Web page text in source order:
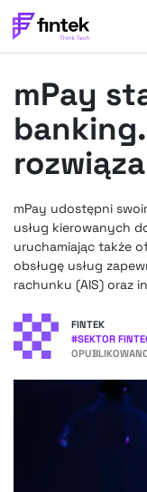
BANKOWOŚĆ
EVENTY
FELIETONY
WYWIADY
PODCASTY
FINTEKEXTRA
OKIEM EKSPERTA
mPay
mPay udostępni
usług kierowanych
uruchamiając także
obsługę usług
rachunku (AIS) oraz
FINTEK
#SEKTOR